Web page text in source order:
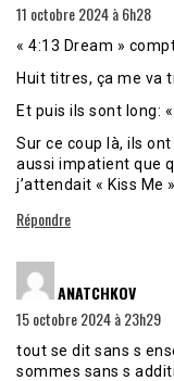
11 octobre 2024 à 6h28
« 4:13 Dream »
Huit titres, ça me va
Et puis ils sont long:
Sur ce coup là, ils
aussi impatient que
j’attendait « Kiss Me
Répondre
ANATCHKOV
15 octobre 2024 à 23h29
tout se dit sans s
sommes sans s